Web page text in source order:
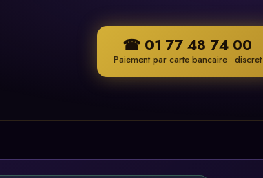
☎ 01 77 48 74 00
Paiement par carte bancaire · discret